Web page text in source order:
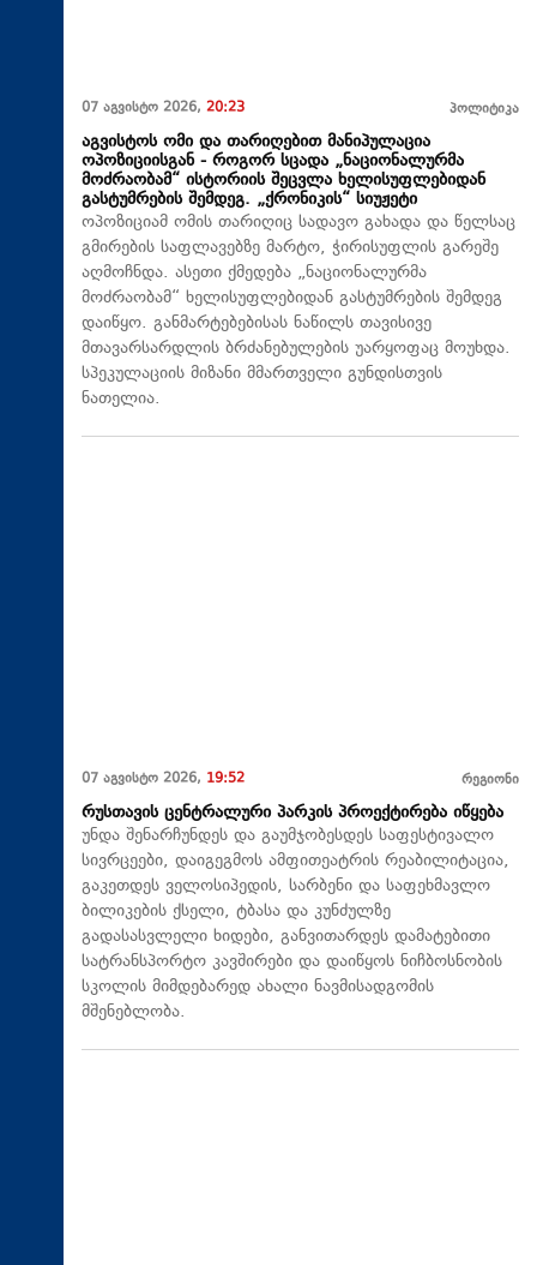
07 აგვისტო 2026, 20:23 პოლიტიკა
აგვისტოს ომი და თარიღებით მანიპულაცია
ოპოზიციისგან - როგორ სცადა „ნაციონალურმა
მოძრაობამ“ ისტორიის შეცვლა ხელისუფლებიდან
გასტუმრების შემდეგ. „ქრონიკის“ სიუჟეტი
ოპოზიციამ ომის თარიღიც სადავო გახადა და წელსაც
გმირების საფლავებზე მარტო, ჭირისუფლის გარეშე
აღმოჩნდა. ასეთი ქმედება „ნაციონალურმა
მოძრაობამ“ ხელისუფლებიდან გასტუმრების შემდეგ
დაიწყო. განმარტებებისას ნაწილს თავისივე
მთავარსარდლის ბრძანებულების უარყოფაც მოუხდა.
სპეკულაციის მიზანი მმართველი გუნდისთვის
ნათელია.
07 აგვისტო 2026, 19:52 რეგიონი
რუსთავის ცენტრალური პარკის პროექტირება იწყება
უნდა შენარჩუნდეს და გაუმჯობესდეს საფესტივალო
სივრცეები, დაიგეგმოს ამფითეატრის რეაბილიტაცია,
გაკეთდეს ველოსიპედის, სარბენი და საფეხმავლო
ბილიკების ქსელი, ტბასა და კუნძულზე
გადასასვლელი ხიდები, განვითარდეს დამატებითი
სატრანსპორტო კავშირები და დაიწყოს ნიჩბოსნობის
სკოლის მიმდებარედ ახალი ნავმისადგომის
მშენებლობა.